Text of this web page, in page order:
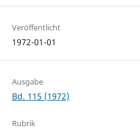
Veröffentlicht
1972-01-01
Ausgabe
Bd. 115 (1972)
Rubrik